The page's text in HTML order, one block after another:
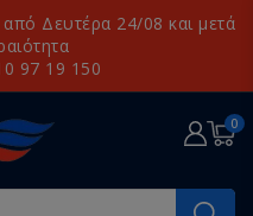
από Δευτέρα 24/08 και μετά
97 19 150
0